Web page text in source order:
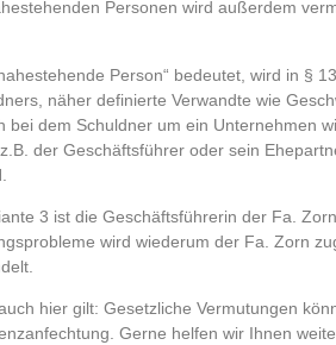
Personen wird außerdem
Person“ bedeutet, wird in §
näher definierte Verwandte wie
bei dem Schuldner um ein Unternehmen
der Geschäftsführer oder sein
3 ist die Geschäftsführerin der Fa.
wird wiederum der Fa. Zorn
hier gilt: Gesetzliche Vermutungen
Gerne helfen wir Ihnen